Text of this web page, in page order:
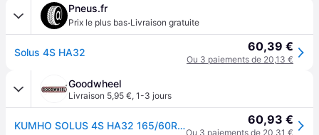
Pneus.fr
Prix le plus bas·Livraison gratuite
Solus 4S HA32 60,39 €
Ou 3 paiements de 20,13 €
Goodwheel
Livraison 5,95 €, 1-3 jours
KUMHO SOLUS 4S HA32 165/60R14 75H 60,93 €
Ou 3 paiements de 20,31 €